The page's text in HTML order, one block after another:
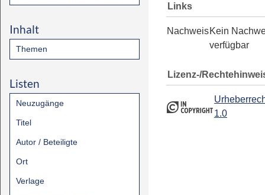
Inhalt
Themen
Listen
Neuzugänge
Titel
Autor / Beteiligte
Ort
Verlage
Links
NachweisKein
verfügbar
Lizenz-/
1.0